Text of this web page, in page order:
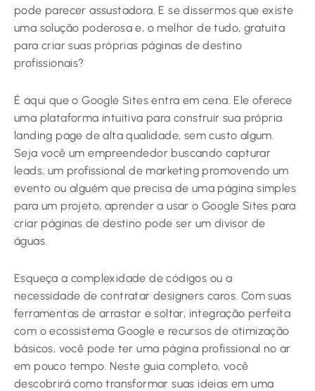
pode parecer assustadora. E se dissermos que existe
uma solução poderosa e, o melhor de tudo, gratuita
para criar suas próprias páginas de destino
profissionais?
É aqui que o Google Sites entra em cena. Ele oferece
uma plataforma intuitiva para construir sua própria
landing page de alta qualidade, sem custo algum.
Seja você um empreendedor buscando capturar
leads, um profissional de marketing promovendo um
evento ou alguém que precisa de uma página simples
para um projeto, aprender a usar o Google Sites para
criar páginas de destino pode ser um divisor de
águas.
Esqueça a complexidade de códigos ou a
necessidade de contratar designers caros. Com suas
ferramentas de arrastar e soltar, integração perfeita
com o ecossistema Google e recursos de otimização
básicos, você pode ter uma página profissional no ar
em pouco tempo. Neste guia completo, você
descobrirá como transformar suas ideias em uma